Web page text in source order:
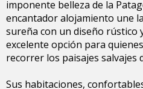
imponente belleza de la
encantador alojamiento une
sureña con un diseño rústico
excelente opción para
recorrer los paisajes salvajes
Sus habitaciones,